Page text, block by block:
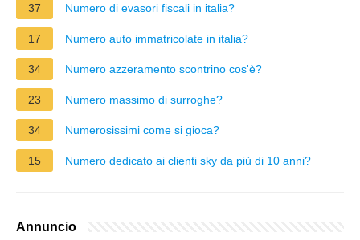
37 Numero di evasori fiscali in italia?
17 Numero auto immatricolate in italia?
34 Numero azzeramento scontrino cos'è?
23 Numero massimo di surroghe?
34 Numerosissimi come si gioca?
15 Numero dedicato ai clienti sky da più di 10 anni?
Annuncio